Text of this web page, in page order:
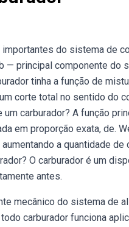
do sistema ‍de
— principal componente do
tinha a função de
corte total no sentido do
carburador? A função
em proporção exata, de.
a quantidade
O carburador é um
antes.
mecânico do sistema de
carburador funciona